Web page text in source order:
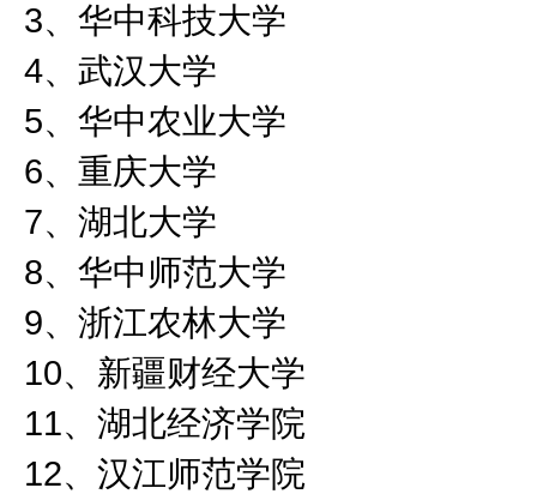
3、华中科技大学
4、武汉大学
5、华中农业大学
6、重庆大学
7、湖北大学
8、华中师范大学
9、浙江农林大学
10、新疆财经大学
11、湖北经济学院
12、汉江师范学院